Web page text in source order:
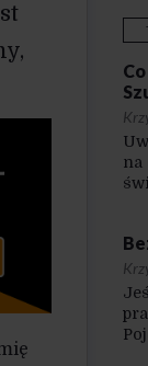
na
i
to
to
W